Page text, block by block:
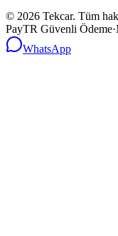
© 2026 Tekcar. Tüm
PayTR Güvenli Ödeme·
WhatsApp